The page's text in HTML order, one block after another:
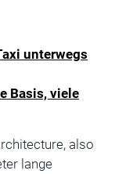
unterwegs
Basis, viele
also
lange